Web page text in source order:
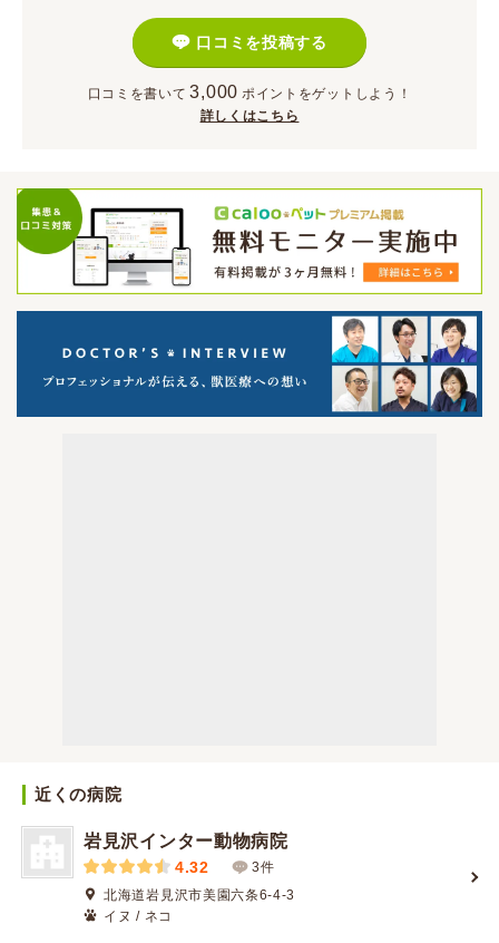
口コミを投稿する
口コミを書いて 3,000 ポイント をゲットしよう！
詳しくはこちら
近くの病院
岩見沢インター動物病院
4.32
3件
北海道岩見沢市美園六条6-4-3
イヌ / ネコ